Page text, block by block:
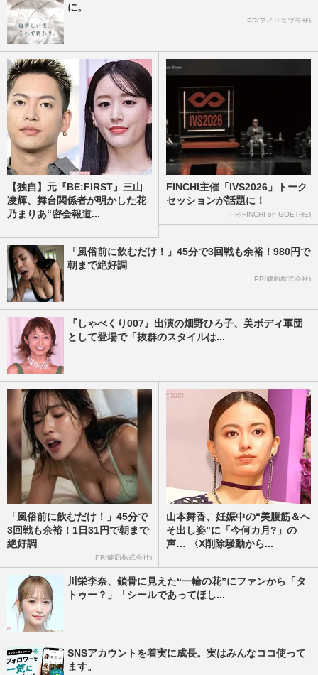
に。
PR(アイリスプラザ)
【独自】元『BE:FIRST』三山
凌輝、舞台関係者が明かした花
乃まりあ“密会報道...
FINCHI主催「IVS2026」トーク
セッションが話題に！
PR(FINCHI on GOETHE)
「風俗前に飲むだけ！」45分で3回戦も余裕！980円で
朝まで絶好調
PR(健商株式会社)
『しゃべくり007』出演の畑野ひろ子、美ボディ軍団
として登場で「抜群のスタイルは...
「風俗前に飲むだけ！」45分で
3回戦も余裕！1日31円で朝まで
絶好調
PR(健商株式会社)
山本舞香、妊娠中の“美腹筋＆へ
そ出し姿”に「今何カ月?」の
声… 〈X削除騒動から...
川栄李奈、鎖骨に見えた“一輪の花”にファンから「タ
トゥー？」「シールであってほし...
SNSアカウントを着実に成長。実はみんなココ使って
ます。